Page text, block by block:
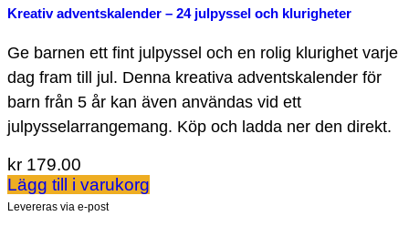
Kreativ adventskalender – 24 julpyssel och klurigheter
Ge barnen ett fint julpyssel och en rolig klurighet varje
dag fram till jul. Denna kreativa adventskalender för
barn från 5 år kan även användas vid ett
julpysselarrangemang. Köp och ladda ner den direkt.
kr 179.00
Lägg till i varukorg
Levereras via e-post